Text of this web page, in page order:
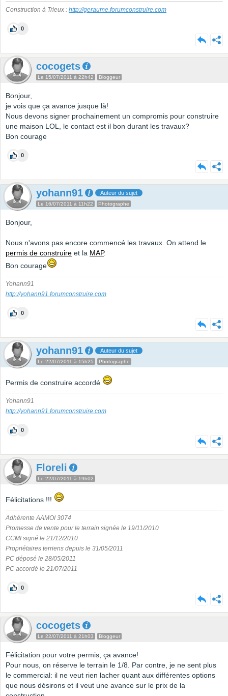
Construction à Trieux : http://geraume.forumconstruire.com
0
cocogets
Le 15/07/2011 à 22h42 Bloggeur
Bonjour,
je vois que ça avance jusque là!
Nous devons signer prochainement un compromis pour construire
une maison LOL, le contact est il bon durant les travaux?
Bon courage
0
yohann91 Auteur du sujet
Le 16/07/2011 à 11h22 Photographe
Bonjour,
Nous n'avons pas encore commencé les travaux. On attend le
permis de construire et la MAP.
Bon courage
Yohann91
http://yohann91.forumconstruire.com
0
yohann91 Auteur du sujet
Le 22/07/2011 à 15h25 Photographe
Permis de construire accordé
Yohann91
http://yohann91.forumconstruire.com
0
Floreli
Le 22/07/2011 à 19h02
Félicitations !!!
Adhérente AAMOI 3074
Promesse de vente pour le terrain signée le 19/11/2010
CCMI signé le 21/12/2010
Propriétaires terriens depuis le 31/05/2011
PC déposé le 28/05/2011
PC accordé le 21/07/2011
0
cocogets
Le 22/07/2011 à 21h03 Bloggeur
Félicitation pour votre permis, ça avance!
Pour nous, on réserve le terrain le 1/8. Par contre, je ne sent plus
le commercial: il ne veut rien lacher quant aux différentes options
que nous désirons et il veut une avance sur le prix de la